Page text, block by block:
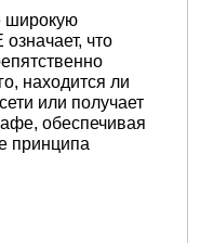
широкую
что
находится ли
или получает
обеспечивая
принципа